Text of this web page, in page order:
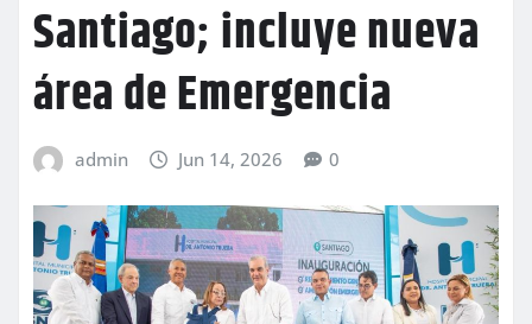
Santiago; incluye nueva
área de Emergencia
admin Jun 14, 2026 0